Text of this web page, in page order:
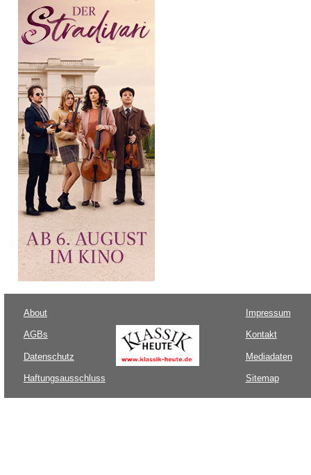
About
AGBs
Datenschutz
Haftungsausschluss
Impressum
Kontakt
Mediadaten
Sitemap